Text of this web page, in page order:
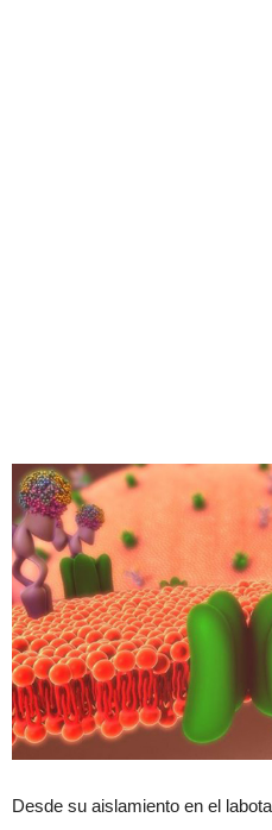
Desde su aislamiento en el